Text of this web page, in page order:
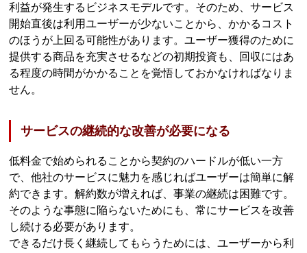
利益が発生するビジネスモデルです。そのため、サービス
開始直後は利用ユーザーが少ないことから、かかるコスト
のほうが上回る可能性があります。ユーザー獲得のために
提供する商品を充実させるなどの初期投資も、回収にはあ
る程度の時間がかかることを覚悟しておかなければなりま
せん。
サービスの継続的な改善が必要になる
低料金で始められることから契約のハードルが低い一方
で、他社のサービスに魅力を感じればユーザーは簡単に解
約できます。解約数が増えれば、事業の継続は困難です。
そのような事態に陥らないためにも、常にサービスを改善
し続ける必要があります。
できるだけ長く継続してもらうためには、ユーザーから利